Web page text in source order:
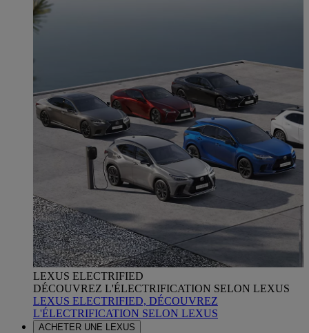
LEXUS ELECTRIFIED
DÉCOUVREZ L'ÉLECTRIFICATION SELON LEXUS
LEXUS ELECTRIFIED, DÉCOUVREZ
L'ÉLECTRIFICATION SELON LEXUS
ACHETER UNE LEXUS